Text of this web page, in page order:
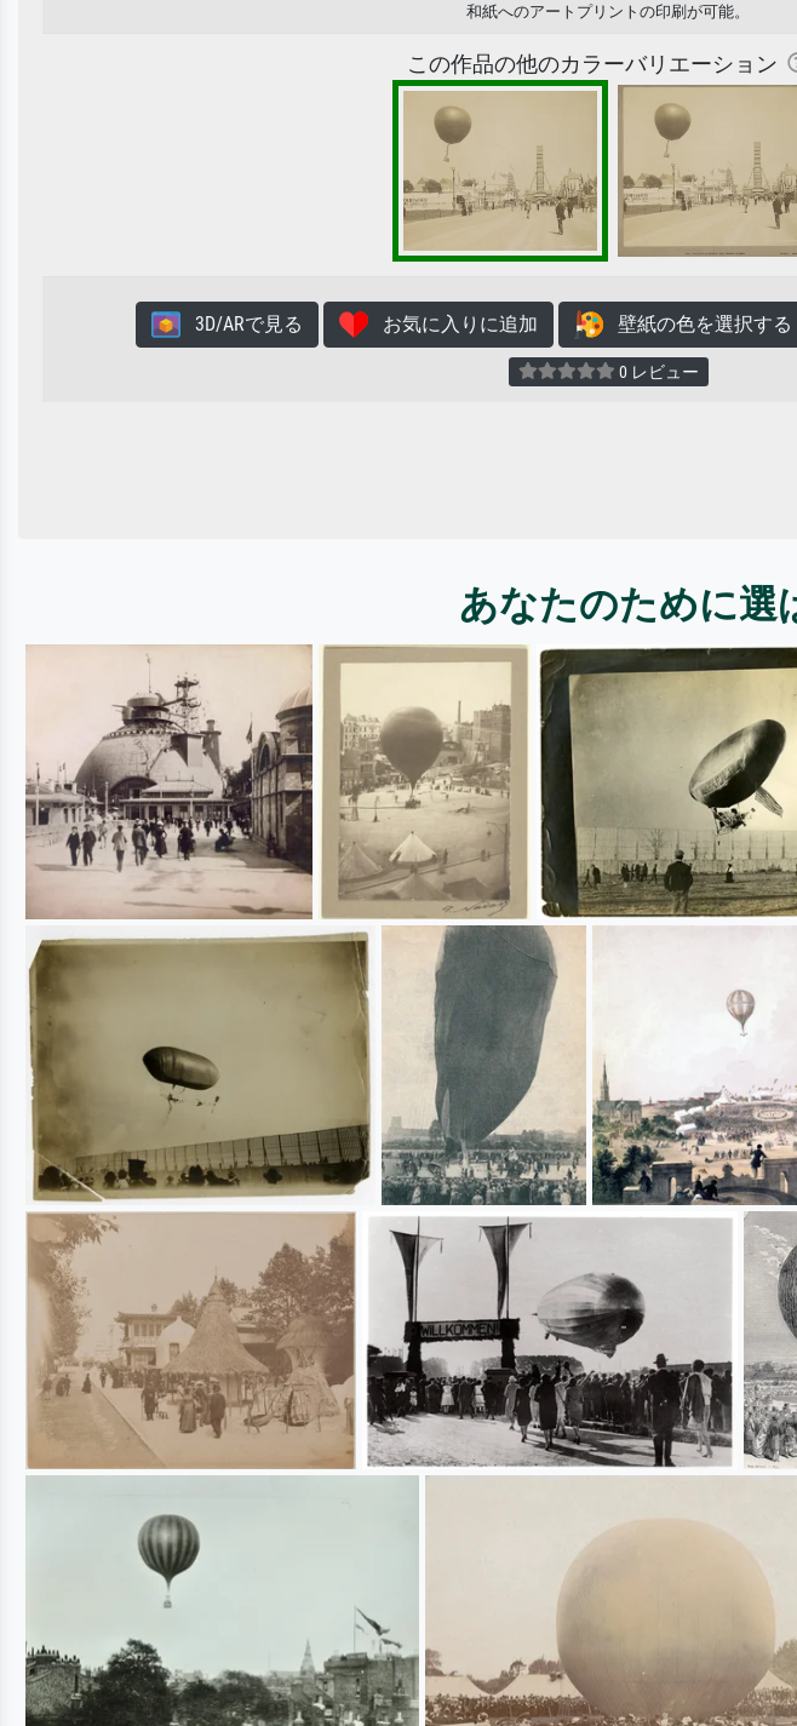
和紙へのアートプリントの印刷が可能。
この作品の他のカラーバリエーション
3D/ARで見る お気に入りに追加 壁紙の色を選択する
0 レビュー
あなたのために選